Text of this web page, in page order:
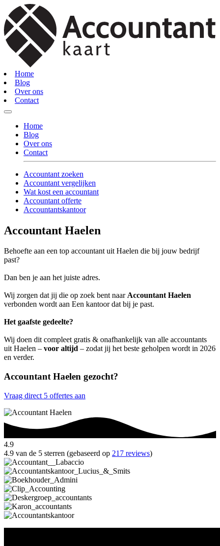
Home
Blog
Over ons
Contact
Home
Blog
Over ons
Contact
Accountant zoeken
Accountant vergelijken
Wat kost een accountant
Accountant offerte
Accountantskantoor
Accountant Haelen
Behoefte aan een top accountant uit Haelen die bij jouw bedrijf
past?
Dan ben je aan het juiste adres.
Wij zorgen dat jij die op zoek bent naarAccountant Haelen
verbonden wordt aan Een kantoor dat bij je past.
Het gaafste gedeelte?
Wij doen dit compleet gratis & onafhankelijk van alle accountants
uit Haelen – voor altijd – zodat jij het beste geholpen wordt in 2026
en verder.
Accountant Haelen gezocht?
Vraag direct 5 offertes aan
4.9
4.9 van de 5 sterren (gebaseerd op 217 reviews)